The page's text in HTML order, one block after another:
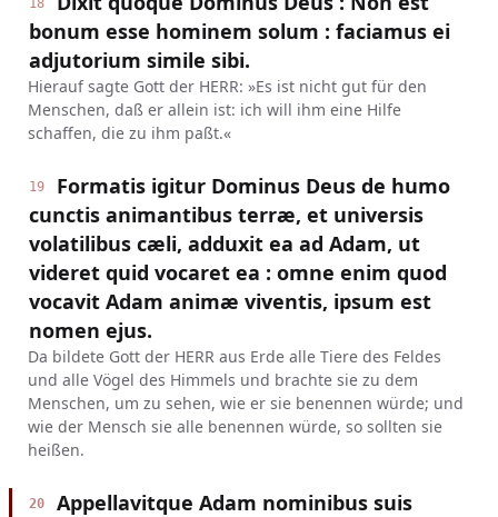
18
bonum esse hominem solum : faciamus ei
adjutorium simile sibi.
Hierauf sagte Gott der HERR: »Es ist nicht gut für den
Menschen, daß er allein ist: ich will ihm eine Hilfe
schaffen, die zu ihm paßt.«
19
Formatis igitur Dominus Deus de humo
cunctis animantibus terræ, et universis
volatilibus cæli, adduxit ea ad Adam, ut
videret quid vocaret ea : omne enim quod
vocavit Adam animæ viventis, ipsum est
nomen ejus.
Da bildete Gott der HERR aus Erde alle Tiere des Feldes
und alle Vögel des Himmels und brachte sie zu dem
Menschen, um zu sehen, wie er sie benennen würde; und
wie der Mensch sie alle benennen würde, so sollten sie
heißen.
20
Appellavitque Adam nominibus suis